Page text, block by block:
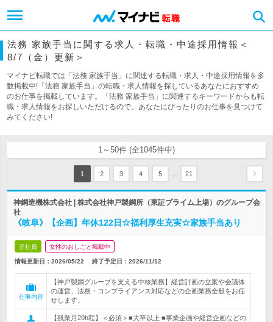
法務 家族手当に関する求人・転職・中途採用情報＜
8/7（金）更新＞
マイナビ転職では「法務 家族手当」に関連する転職・求人・中途採用情報を多
数掲載中!「法務 家族手当」の転職・求人情報を探しているあなたにおすすめ
のお仕事を掲載しています。「法務 家族手当」に関連するキーワードからも転
職・求人情報をお探しいただけるので、あなたにぴったりのお仕事を見つけて
みてください!
1～50件 (全1045件中)
1 2 3 4 5 21
神鋼造機株式会社 | 株式会社神戸製鋼所（東証プライム上場）のグループ会
社
《岐阜》【企画】年休122日☆福利厚生充実☆家族手当あり
正社員 女性のおしごと掲載中
情報更新日：2026/05/22 終了予定日： 2026/11/12
仕事内容
【神戸製鋼グループを支える中核業務】経営計画の立案や会議体
の運営、法務・コンプライアンス対応などの企画業務全般をお任
せします。
【残業月20h程】＜必須＞■大卒以上 ■事業企画や経営企画などの